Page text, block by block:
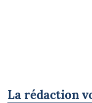
La rédaction